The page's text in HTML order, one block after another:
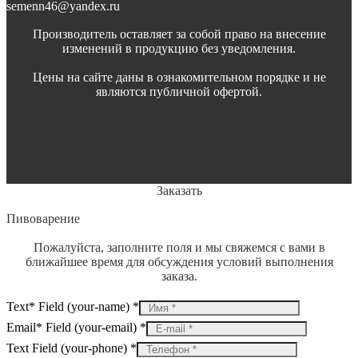
semenn46@yandex.ru
Производитель оставляет за собой право на внесение
изменений в продукцию без уведомления.
Цены на сайте даны в ознакомительном порядке и не
являются публичной офертой.
Заказать
Пивоварение
Пожалуйста, заполните поля и мы свяжемся с вами в
ближайшее время для обсуждения условий выполнения
заказа.
Text* Field (your-name) *
Email* Field (your-email) *
Text Field (your-phone) *